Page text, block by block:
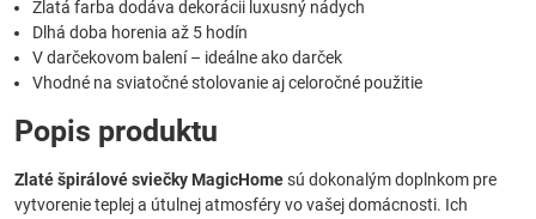
Zlatá farba dodáva dekorácii luxusný nádych
Dlhá doba horenia až 5 hodín
V darčekovom balení – ideálne ako darček
Vhodné na sviatočné stolovanie aj celoročné použitie
Popis produktu
Zlaté špirálové sviečky MagicHomesú dokonalým doplnkom pre
vytvorenie teplej a útulnej atmosféry vo vašej domácnosti. Ich